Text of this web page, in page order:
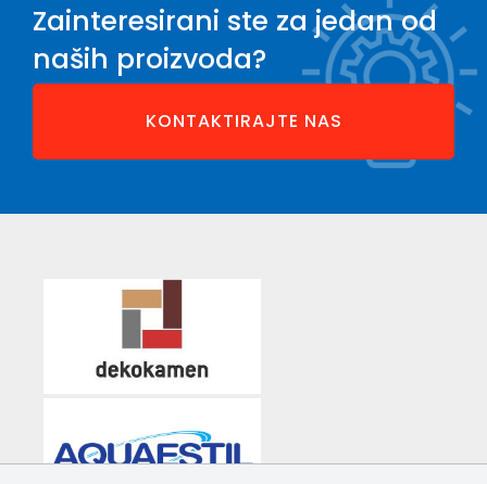
Zainteresirani ste za jedan od
naših proizvoda?
KONTAKTIRAJTE NAS